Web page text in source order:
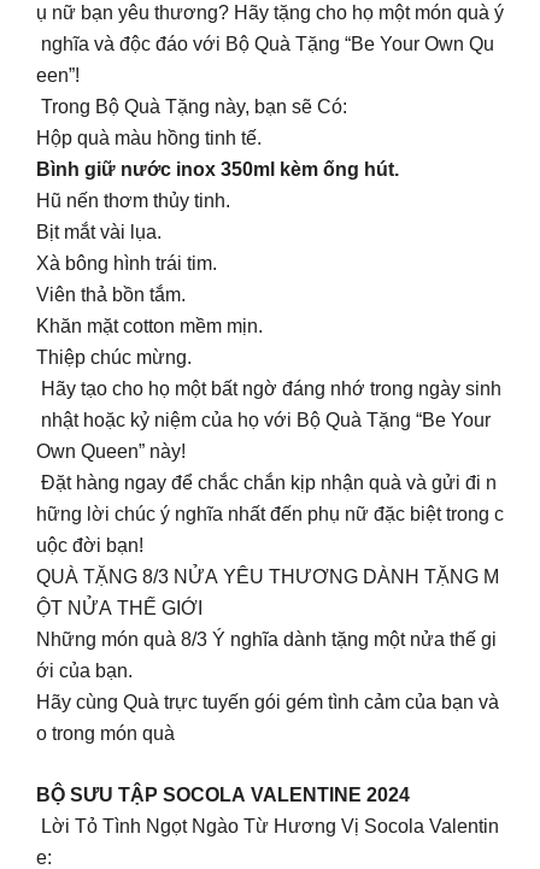
ụ nữ bạn yêu thương? Hãy tặng cho họ một món quà ý
nghĩa và độc đáo với Bộ Quà Tặng “Be Your Own Qu
een”!
Trong Bộ Quà Tặng này, bạn sẽ Có:
Hộp quà màu hồng tinh tế.
Bình giữ nước inox 350ml kèm ống hút.
Hũ nến thơm thủy tinh.
Bịt mắt vài lụa.
Xà bông hình trái tim.
Viên thả bồn tắm.
Khăn mặt cotton mềm mịn.
Thiệp chúc mừng.
Hãy tạo cho họ một bất ngờ đáng nhớ trong ngày sinh
nhật hoặc kỷ niệm của họ với Bộ Quà Tặng “Be Your
Own Queen” này!
Đặt hàng ngay để chắc chắn kịp nhận quà và gửi đi n
hững lời chúc ý nghĩa nhất đến phụ nữ đặc biệt trong c
uộc đời bạn!
QUÀ TẶNG 8/3 NỬA YÊU THƯƠNG DÀNH TẶNG M
ỘT NỬA THẾ GIỚI
Những món quà 8/3 Ý nghĩa dành tặng một nửa thế gi
ới của bạn.
Hãy cùng Quà trực tuyến gói gém tình cảm của bạn và
o trong món quà
BỘ SƯU TẬP SOCOLA VALENTINE 2024
Lời Tỏ Tình Ngọt Ngào Từ Hương Vị Socola Valentin
e: